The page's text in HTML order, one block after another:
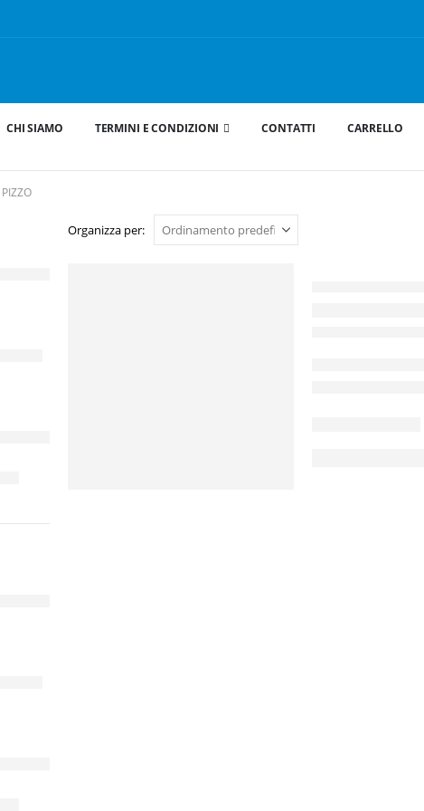
CHI SIAMO TERMINI E CONDIZIONI CONTATTI CARRELLO
PIZZO
Organizza per: